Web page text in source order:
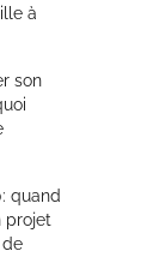
à
son
quand
projet